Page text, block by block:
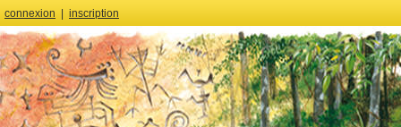
connexion inscription